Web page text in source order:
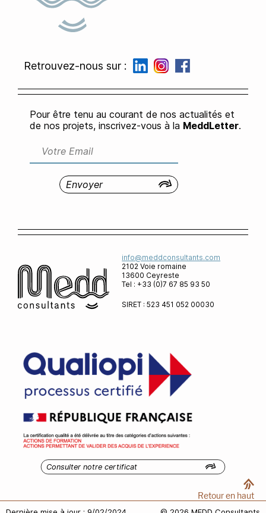
Retrouvez-nous sur :
Pour être tenu au courant de nos actualités et
de nos projets, inscrivez-vous à la MeddLetter.
info@meddconsultants.com
2102 Voie romaine
13600 Ceyreste
Tel : +33 (0)7 67 85 93 50
SIRET : 523 451 052 00030
Consulter notre certificat
Retour en haut